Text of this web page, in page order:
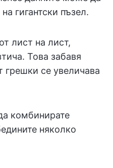
гигантски пъзел.
лист на лист,
Това забавя
грешки се увеличава
комбинирате
няколко